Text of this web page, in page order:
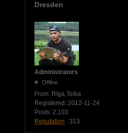
Dresden
Administrators
Offline
From: Rīga,Teika
Registered: 2012-11-24
Posts: 2,103
Reputation : 313